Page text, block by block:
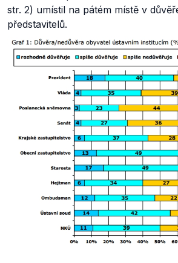
str. 2) umístil na pátém místě v
představitelů.